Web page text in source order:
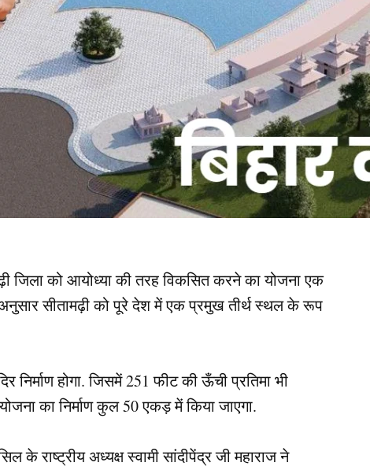
जिला को आयोध्या की तरह विकसित करने का योजना एक
सीतामढ़ी को पूरे देश में एक प्रमुख तीर्थ स्थल के रूप
निर्माण होगा. जिसमें 251 फीट की ऊँची प्रतिमा भी
का निर्माण कुल 50 एकड़ में किया जाएगा.
के राष्ट्रीय अध्यक्ष स्वामी सांदीपेंद्र जी महाराज ने